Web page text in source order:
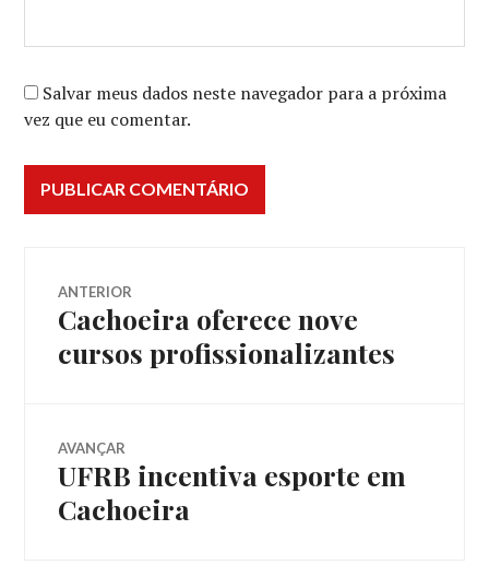
Salvar meus dados neste navegador para a próxima
vez que eu comentar.
Navegação
de
ANTERIOR
Post
Cachoeira oferece nove
cursos profissionalizantes
AVANÇAR
Próximo
UFRB incentiva esporte em
Cachoeira